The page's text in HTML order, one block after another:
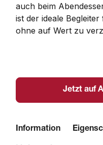
auch beim
ist der ideale
ohne auf Wert zu
Jetzt auf
Information